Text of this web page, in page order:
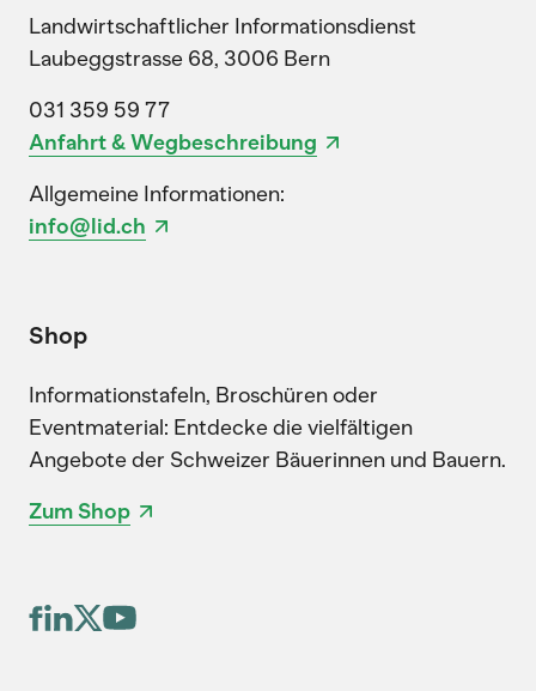
Landwirtschaftlicher Informationsdienst
Laubeggstrasse 68, 3006 Bern
031 359 59 77
Anfahrt & Wegbeschreibung
Allgemeine Informationen:
info@lid.ch
Shop
Informationstafeln, Broschüren oder
Eventmaterial: Entdecke die vielfältigen
Angebote der Schweizer Bäuerinnen und Bauern.
Zum Shop